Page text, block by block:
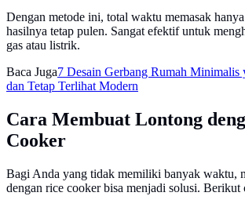
Dengan metode ini, total waktu memasak
hasilnya tetap pulen. Sangat efektif untuk
gas atau listrik.
Baca Juga7 Desain Gerbang Rumah
dan Tetap Terlihat Modern
Cara Membuat Lontong
Cooker
Bagi Anda yang tidak memiliki banyak waktu,
dengan rice cooker bisa menjadi solusi. Berikut